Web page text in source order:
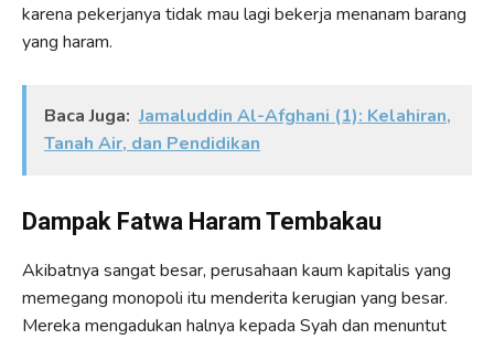
karena pekerjanya tidak mau lagi bekerja menanam barang
yang haram.
Baca Juga: Jamaluddin Al-Afghani (1): Kelahiran,
Tanah Air, dan Pendidikan
Dampak Fatwa Haram Tembakau
Akibatnya sangat besar, perusahaan kaum kapitalis yang
memegang monopoli itu menderita kerugian yang besar.
Mereka mengadukan halnya kepada Syah dan menuntut